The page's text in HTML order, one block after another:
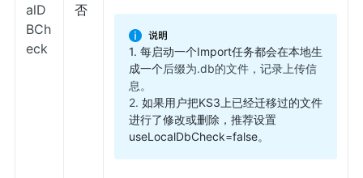
alD
BCh
eck
否
1. 每启动一个Import任务都会在本地生
成一个后缀为.db的文件，记录上传信
息。
2. 如果用户把KS3上已经迁移过的文件
进行了修改或删除，推荐设置
useLocalDbCheck=false。